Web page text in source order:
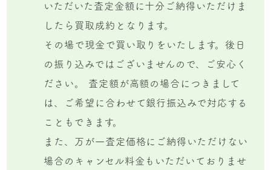
いただいた査定金額に十分ご納得いただけま
したら買取成約となります。
その場で現金で買い取りをいたします。後日
の振り込みではございませんので、ご安心く
ださい。 査定額が高額の場合につきまして
は、ご希望に合わせて銀行振込みで対応する
こともできます。
また、万が一査定価格にご納得いただけない
場合のキャンセル料金もいただいておりませ